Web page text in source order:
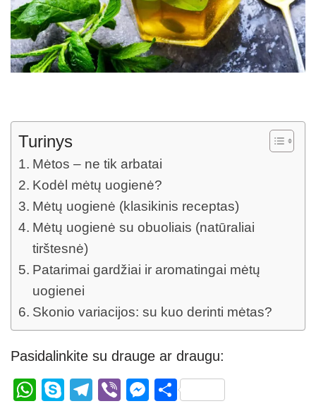
Turinys
Mėtos – ne tik arbatai
Kodėl mėtų uogienė?
Mėtų uogienė (klasikinis receptas)
Mėtų uogienė su obuoliais (natūraliai
tirštesnė)
Patarimai gardžiai ir aromatingai mėtų
uogienei
Skonio variacijos: su kuo derinti mėtas?
Pasidalinkite su drauge ar draugu:
W
S
T
Vi
M S